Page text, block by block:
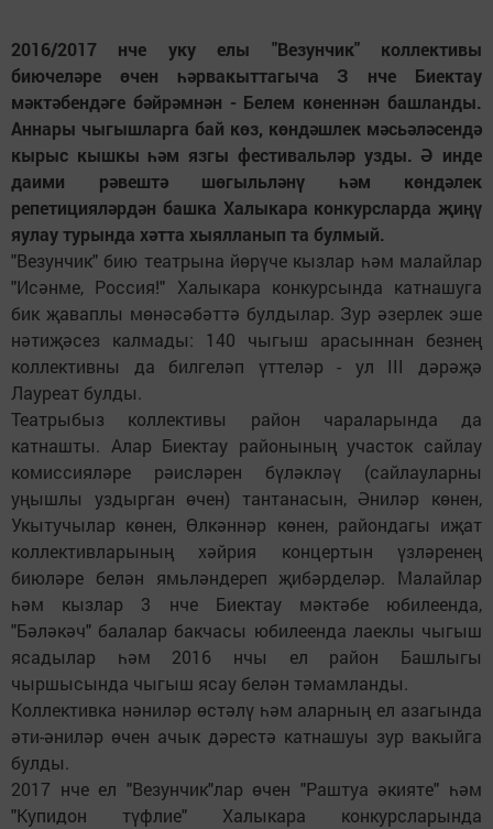
2016/2017 нче уку елы "Везунчик" коллективы
биючеләре өчен һәрвакыттагыча З нче Биектау
мәктәбендәге бәйрәмнән - Белем көненнән башланды.
Аннары чыгышларга бай көз, көндәшлек мәсьәләсендә
кырыс кышкы һәм язгы фестивальләр узды. Ә инде
даими рәвештә шөгыльләнү һәм көндәлек
репетицияләрдән башка Халыкара конкурсларда җиңү
яулау турында хәтта хыялланып та булмый.
"Везунчик" бию театрына йөрүче кызлар һәм малайлар
"Исәнме, Россия!" Халыкара конкурсында катнашуга
бик җаваплы мөнәсәбәттә булдылар. Зур әзерлек эше
нәтиҗәсез калмады: 140 чыгыш арасыннан безнең
коллективны да билгеләп үттеләр - ул III дәрәҗә
Лауреат булды.
Театрыбыз коллективы район чараларында да
катнашты. Алар Биектау районының участок сайлау
комиссияләре рәисләрен бүләкләү (сайлауларны
уңышлы уздырган өчен) тантанасын, Әниләр көнен,
Укытучылар көнен, Өлкәннәр көнен, райондагы иҗат
коллективларының хәйрия концертын үзләренең
биюләре белән ямьләндереп җибәрделәр. Малайлар
һәм кызлар 3 нче Биектау мәктәбе юбилеенда,
"Бәләкәч" балалар бакчасы юбилеенда лаеклы чыгыш
ясадылар һәм 2016 нчы ел район Башлыгы
чыршысында чыгыш ясау белән тәмамланды.
Коллективка нәниләр өстәлү һәм аларның ел азагында
әти-әниләр өчен ачык дәрестә катнашуы зур вакыйга
булды.
2017 нче ел "Везунчик"лар өчен "Раштуа әкияте" һәм
"Купидон түфлие" Халыкара конкурсларында